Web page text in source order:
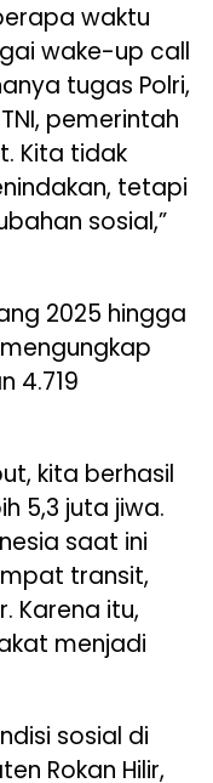
waktu
wake-up call
tugas Polri,
pemerintah
Kita tidak
tetapi
sosial,”
2025 hingga
4.719
kita berhasil
5,3 juta jiwa.
saat ini
transit,
Karena itu,
menjadi
sosial di
Rokan Hilir,